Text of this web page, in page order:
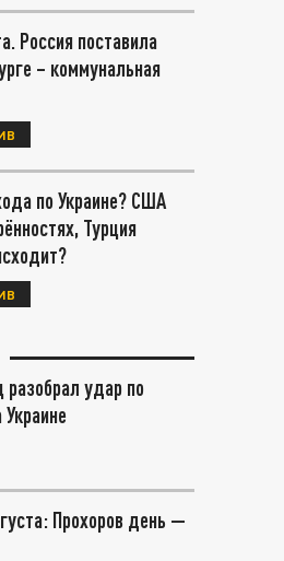
Россия поставила
– коммунальная
по Украине? США
Турция
разобрал удар по
Прохоров день —